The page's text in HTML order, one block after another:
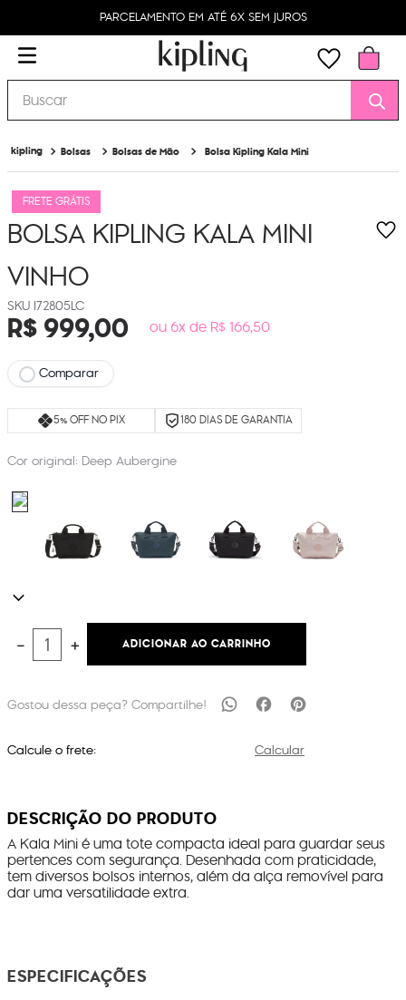
PARCELAMENTO EM ATÉ 6X SEM JUROS
Buscar
Bolsas Bolsas de Mão Bolsa Kipling Kala Mini
FRETE GRÁTIS
BOLSA KIPLING KALA MINI
VINHO
I72805LC
R$999,00 ou 6x de R$ 166,50
Comparar
5% OFF NO PIX 180 DIAS DE GARANTIA
Cor original: Deep Aubergine
＋
－ ADICIONAR AO CARRINHO
Calcule o frete: Calcular
DESCRIÇÃO DO PRODUTO
A Kala Mini é uma tote compacta ideal para guardar seus
pertences com segurança. Desenhada com praticidade,
tem diversos bolsos internos, além da alça removível para
dar uma versatilidade extra.
ESPECIFICAÇÕES